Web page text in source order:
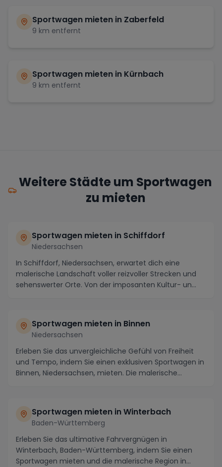
Sportwagen mieten in Zaberfeld
9 km entfernt
Sportwagen mieten in Kürnbach
9 km entfernt
Weitere Städte um Sportwagen
zu mieten
Sportwagen mieten in Schiffdorf
Niedersachsen
In Schiffdorf, Niedersachsen, erwartet dich eine
malerische Landschaft voller reizvoller Strecken und
sehenswerter Orte. Von der imposanten Kultur- un...
Sportwagen mieten in Binnen
Niedersachsen
Erleben Sie das unvergleichliche Gefühl von Freiheit
und Tempo, indem Sie einen exklusiven Sportwagen in
Binnen, Niedersachsen, mieten. Die malerische...
Sportwagen mieten in Winterbach
Baden-Württemberg
Erleben Sie das ultimative Fahrvergnügen in
Winterbach, Baden-Württemberg, indem Sie einen
Sportwagen mieten und die malerische Region in